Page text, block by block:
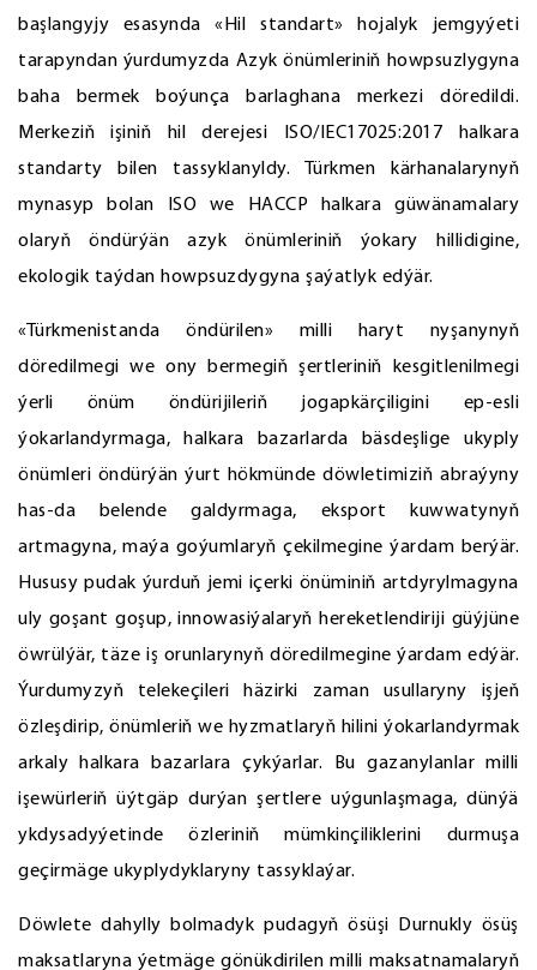
başlangyjy esasynda «Hil standart» hojalyk jemgyýeti
tarapyndan ýurdumyzda Azyk önümleriniň howpsuzlygyna
baha bermek boýunça barlaghana merkezi döredildi.
Merkeziň işiniň hil derejesi ISO/IEC17025:2017 halkara
standarty bilen tassyklanyldy. Türkmen kärhanalarynyň
mynasyp bolan ISO we HACCP halkara güwänamalary
olaryň öndürýän azyk önümleriniň ýokary hillidigine,
ekologik taýdan howpsuzdygyna şaýatlyk edýär.
«Türkmenistanda öndürilen» milli haryt nyşanynyň
döredilmegi we ony bermegiň şertleriniň kesgitlenilmegi
ýerli önüm öndürijileriň jogapkärçiligini ep-esli
ýokarlandyrmaga, halkara bazarlarda bäsdeşlige ukyply
önümleri öndürýän ýurt hökmünde döwletimiziň abraýyny
has-da belende galdyrmaga, eksport kuwwatynyň
artmagyna, maýa goýumlaryň çekilmegine ýardam berýär.
Hususy pudak ýurduň jemi içerki önüminiň artdyrylmagyna
uly goşant goşup, innowasiýalaryň hereketlendiriji güýjüne
öwrülýär, täze iş orunlarynyň döredilmegine ýardam edýär.
Ýurdumyzyň telekeçileri häzirki zaman usullaryny işjeň
özleşdirip, önümleriň we hyzmatlaryň hilini ýokarlandyrmak
arkaly halkara bazarlara çykýarlar. Bu gazanylanlar milli
işewürleriň üýtgäp durýan şertlere uýgunlaşmaga, dünýä
ykdysadyýetinde özleriniň mümkinçiliklerini durmuşa
geçirmäge ukyplydyklaryny tassyklaýar.
Döwlete dahylly bolmadyk pudagyň ösüşi Durnukly ösüş
maksatlaryna ýetmäge gönükdirilen milli maksatnamalaryň